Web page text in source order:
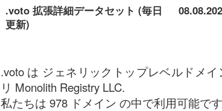
.voto 拡張詳細データセット (毎日
更新)
.voto は ジェネリックトップレベルドメ
リ Monolith Registry LLC.
私たちは 978 ドメイン の中で利用可能で